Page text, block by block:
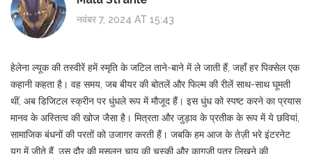
नवंबर 7, 2024 AT 15:43
हेलेना ल्यूक की तस्वीरें हमें स्मृति के जटिल ताने-बाने में ले जाती हैं, जहाँ हर पिक्सेल एक
कहानी कहता है। वह समय, जब बीयर की बोतलें और फिल्म की रीलें साथ-साथ घूमती
थीं, अब डिजिटल स्क्रीन पर धुंधले रूप में मौजूद हैं। इस धुंध को स्पष्ट करने का प्रयास
मानव के अस्तित्व की खोज जैसा है। मित्रता और जुड़ाव के प्रतीक के रूप में ये छवियां,
सामाजिक बंधनों की परतों को उजागर करती हैं। जबकि हम आज के तेज़ी भरे इंटरनेट
युग में जीते हैं, उस दौर की मसलन चाय की चुस्की और कागज़ी पत्र लिखने की